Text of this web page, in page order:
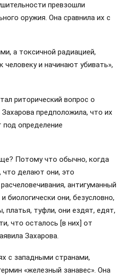
превзошли
оружия. Она сравнила их с
а токсичной радиацией,
и начинают убивать»,
риторический вопрос о
предположила, что их
определение
Потому что обычно, когда
делают они, это
антигуманный
биологически они, безусловно,
туфли, они ездят, едят,
что осталось [в них] от
Захарова.
с западными странами,
«железный занавес». Она